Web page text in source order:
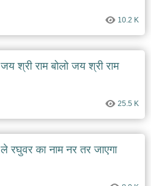
10.2 K
जय श्री राम बोलो जय श्री राम
25.5 K
ले रघुवर का नाम नर तर जाएगा